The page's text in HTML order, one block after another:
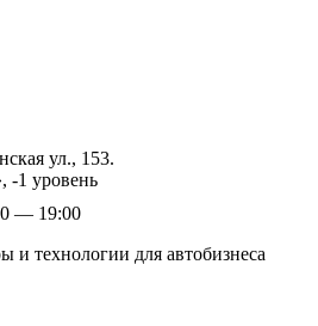
ул., 153.
1 уровень
— 19:00
и технологии для автобизнеса